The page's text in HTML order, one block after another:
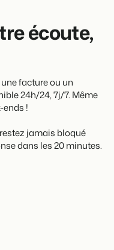
écoute,
facture ou un
24h/24, 7j/7. Même
ends !
jamais bloqué
dans les 20 minutes.